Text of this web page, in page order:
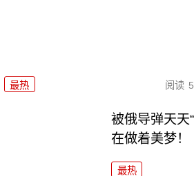
最热 阅读
被俄导弹天天
在做着美梦！
最热